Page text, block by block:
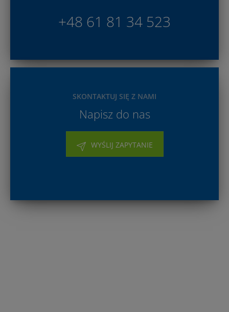
+48 61 81 34 523
SKONTAKTUJ SIĘ Z NAMI
Napisz do nas
WYŚLIJ ZAPYTANIE